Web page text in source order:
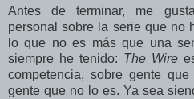
Antes de terminar, me
personal sobre la serie que no
lo que no es más que una
siempre he tenido: The Wire
competencia, sobre gente
gente que no lo es. Ya sea